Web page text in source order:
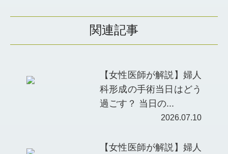
関連記事
【女性医師が解説】婦人
科形成の手術当日はどう
過ごす？ 当日の...
2026.07.10
【女性医師が解説】婦人